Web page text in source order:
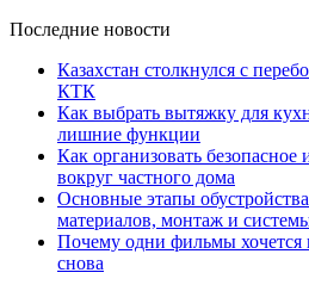
Последние новости
Казахстан столкнулся с
КТК
Как выбрать вытяжку для
лишние функции
Как организовать безопасное
вокруг частного дома
Основные этапы
материалов, монтаж и
Почему одни фильмы хочется
снова